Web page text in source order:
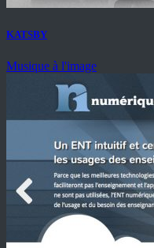
KATSBY
Musique à l'image